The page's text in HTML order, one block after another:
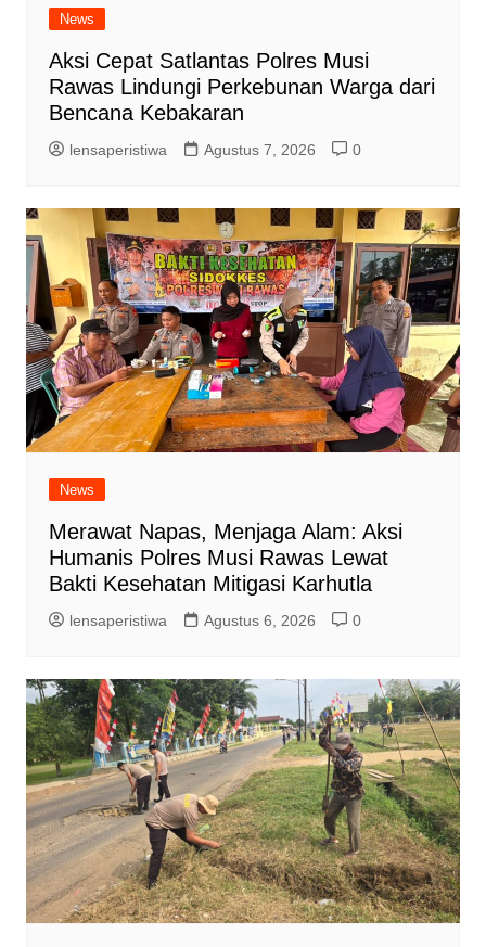
News
Aksi Cepat Satlantas Polres Musi
Rawas Lindungi Perkebunan Warga dari
Bencana Kebakaran
lensaperistiwa Agustus 7, 2026 0
News
Merawat Napas, Menjaga Alam: Aksi
Humanis Polres Musi Rawas Lewat
Bakti Kesehatan Mitigasi Karhutla
lensaperistiwa Agustus 6, 2026 0